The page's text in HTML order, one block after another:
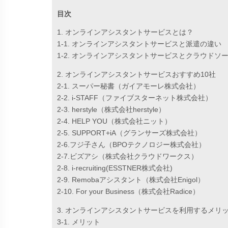
目次
1. オンラインアシスタントサービスとは？
1-1. オンラインアシスタントサービスと派遣の違い
1-2. オンラインアシスタントサービスとクラウドソ
2. オンラインアシスタントサービスおすすめ10社
2-1. スーパー秘書（ガイアモーレ株式会社）
2-2. i-STAFF（ファイブスターネット株式会社）
2-3. herstyle（株式会社herstyle）
2-4. HELP YOU（株式会社ニット）
2-5. SUPPORT+iA（グランサーズ株式会社）
2-6.フジ子さん（BPOテクノロジー株式会社）
2-7.ビズアシ（株式会社クラウドワークス）
2-8. i-recruiting(ESSTNER株式会社)
2-9. Remobaアシスタント（株式会社Enigol）
2-10. For your Business（株式会社Radice）
3. オンラインアシスタントサービスを利用するメリ
3-1. メリット